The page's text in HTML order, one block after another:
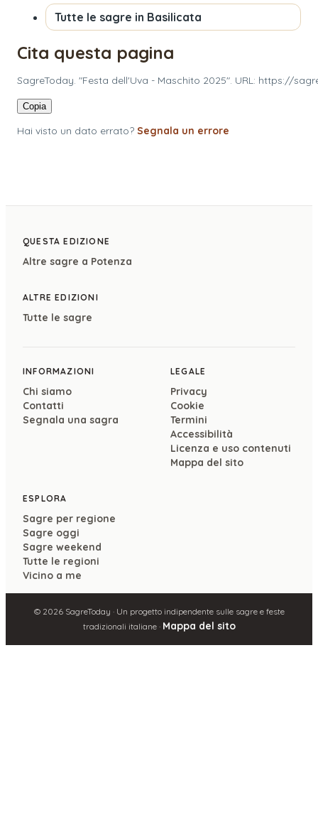
Tutte le sagre in Basilicata
Cita questa pagina
SagreToday. "Festa dell'Uva - Maschito 2025". URL: https://
Copia
Hai visto un dato errato? Segnala un errore
QUESTA EDIZIONE
Altre sagre a Potenza
ALTRE EDIZIONI
Tutte le sagre
INFORMAZIONI
Chi siamo
Contatti
Segnala una sagra
LEGALE
Privacy
Cookie
Termini
Accessibilità
Licenza e uso contenuti
Mappa del sito
ESPLORA
Sagre per regione
Sagre oggi
Sagre weekend
Tutte le regioni
Vicino a me
© 2026SagreToday · Un progetto indipendente sulle sagre e feste
tradizionali italiane · Mappa del sito